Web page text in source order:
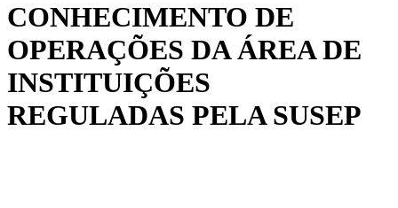
CONHECIMENTO DE
OPERAÇÕES DA ÁREA DE
INSTITUIÇÕES
REGULADAS PELA SUSEP